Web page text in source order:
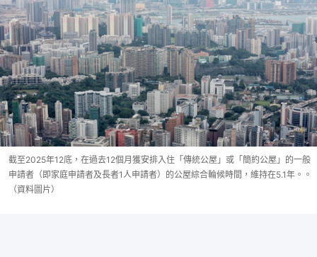
截至2025年12底，在過去12個月獲安排入住「傳統公屋」或「簡約公屋」的一般
申請者（即家庭申請者及長者1人申請者）的公屋綜合輪候時間，維持在5.1年。。
（資料圖片）